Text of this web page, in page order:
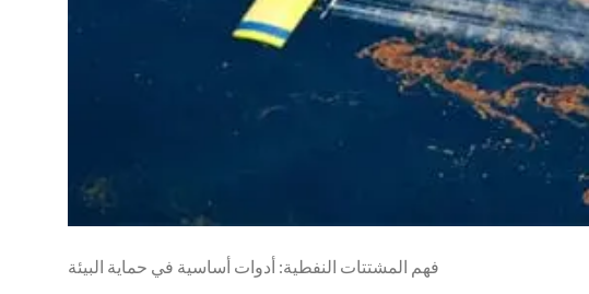
فهم المشتتات النفطية: أدوات أساسية في حماية البيئة